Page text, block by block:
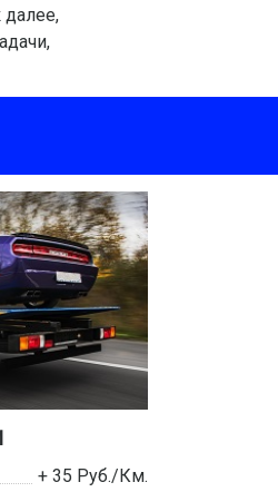
далее,
+ 35 Руб./Км.